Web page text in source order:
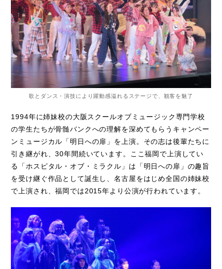
歌とダンス・演技により躍動感溢れるステージで、観客を魅了
1994年に姉妹校の大阪スクールオブミュージック専門学校
の学生たちが骨髄バンクへの理解を深めてもらうキャンペー
ンミュージカル「明日への扉」を上演。その志は後輩たちに
引き継がれ、30年間続いています。ここ福岡で上演してい
る「ホスピタル・オブ・ミラクル」は「明日への扉」の趣旨
を受け継ぐ作品として誕生し、名古屋をはじめ全国の姉妹校
で上演され、福岡では2015年より公演が行われています。